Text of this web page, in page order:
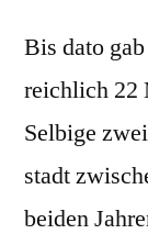
Bis dato
reichlich 22
Selbige
stadt
beiden